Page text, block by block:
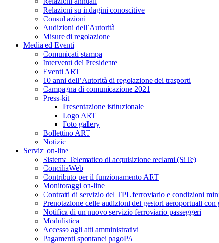
Relazioni su indagini conoscitive
Consultazioni
Audizioni dell’Autorità
Misure di regolazione
Media ed Eventi
Comunicati stampa
Interventi del Presidente
Eventi ART
10 anni dell’Autorità di regolazione dei trasporti
Campagna di comunicazione 2021
Press-kit
Presentazione istituzionale
Logo ART
Foto gallery
Bollettino ART
Notizie
Servizi on-line
Sistema Telematico di acquisizione reclami (SiTe)
ConciliaWeb
Contributo per il funzionamento ART
Monitoraggi on-line
Contratti di servizio del TPL ferroviario e condizioni
Prenotazione delle audizioni dei gestori aeroportuali con
Notifica di un nuovo servizio ferroviario passeggeri
Modulistica
Accesso agli atti amministrativi
Pagamenti spontanei pagoPA